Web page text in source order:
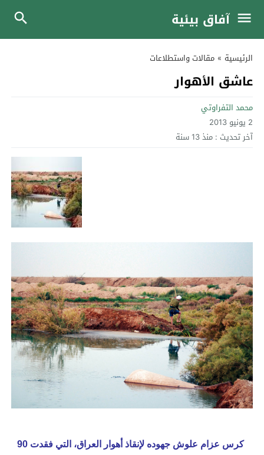
آفاق بيئية
الرئيسية » مقالات واستطلاعات
عاشق الأهوار
محمد التفراوتي
2 يونيو 2013
آخر تحديث : منذ 13 سنة
كرس عزام علوش جهوده لإنقاذ أهوار العراق، التي فقدت 90